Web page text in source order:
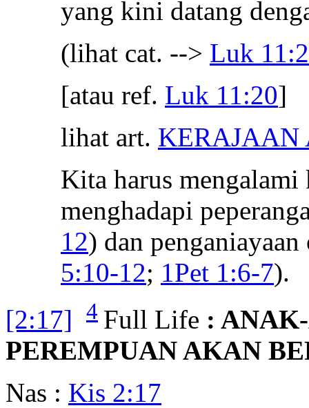
yang kini datang
(lihat cat. --> Luk
[atau ref. Luk 11:20]
lihat art.
Kita harus
menghadapi
12) dan
5:10-12; 1Pet 1:6-7).
[2:17]
4 Full Life :
PEREMPUAN AKAN
Nas : Kis 2:17